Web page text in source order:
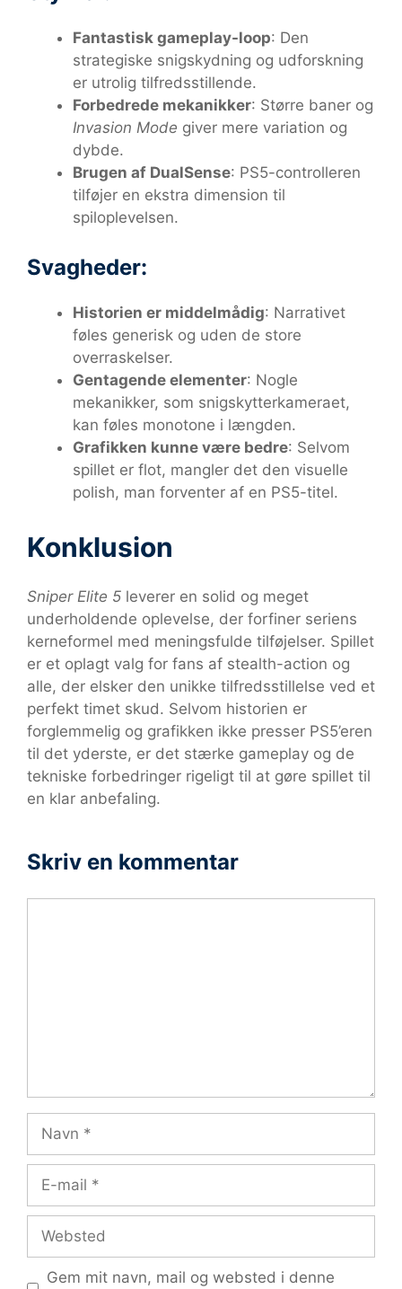
Fantastisk gameplay-loop: Den
strategiske snigskydning og udforskning
er utrolig tilfredsstillende.
Forbedrede mekanikker: Større baner og
Invasion Mode giver mere variation og
dybde.
Brugen af DualSense: PS5-controlleren
tilføjer en ekstra dimension til
spiloplevelsen.
Svagheder:
Historien er middelmådig: Narrativet
føles generisk og uden de store
overraskelser.
Gentagende elementer: Nogle
mekanikker, som snigskytterkameraet,
kan føles monotone i længden.
Grafikken kunne være bedre: Selvom
spillet er flot, mangler det den visuelle
polish, man forventer af en PS5-titel.
Konklusion
Sniper Elite 5 leverer en solid og meget
underholdende oplevelse, der forfiner seriens
kerneformel med meningsfulde tilføjelser. Spillet
er et oplagt valg for fans af stealth-action og
alle, der elsker den unikke tilfredsstillelse ved et
perfekt timet skud. Selvom historien er
forglemmelig og grafikken ikke presser PS5’eren
til det yderste, er det stærke gameplay og de
tekniske forbedringer rigeligt til at gøre spillet til
en klar anbefaling.
Skriv en kommentar
mail
Gem mit navn, mail og websted i denne